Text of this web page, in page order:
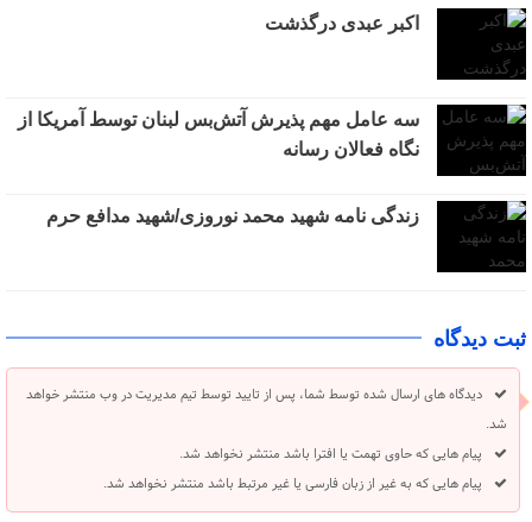
اکبر عبدی درگذشت
سه عامل مهم پذیرش آتش‌بس لبنان توسط آمریکا از
نگاه فعالان رسانه
زندگی نامه شهید محمد نوروزی/شهید مدافع حرم
ثبت دیدگاه
دیدگاه های ارسال شده توسط شما، پس از تایید توسط تیم مدیریت در وب منتشر خواهد
شد.
پیام هایی که حاوی تهمت یا افترا باشد منتشر نخواهد شد.
پیام هایی که به غیر از زبان فارسی یا غیر مرتبط باشد منتشر نخواهد شد.